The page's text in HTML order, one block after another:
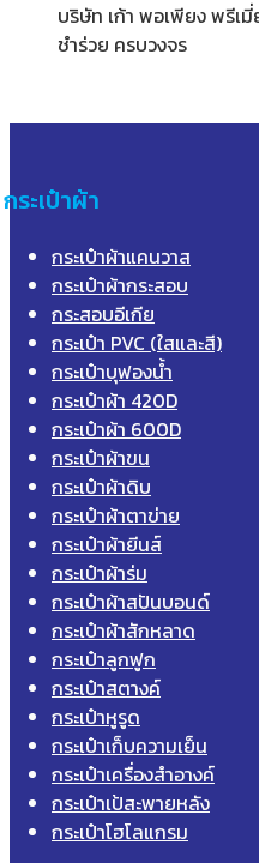
บริษัท เก้า พอเพียง พรีเ
ชำร่วย ครบวงจร
กระเป๋าผ้า
กระเป๋าผ้าแคนวาส
กระเป๋าผ้ากระสอบ
กระสอบอีเกีย
กระเป๋า PVC (ใสและสี)
กระเป๋าบุฟองน้ำ
กระเป๋าผ้า 420D
กระเป๋าผ้า 600D
กระเป๋าผ้าขน
กระเป๋าผ้าดิบ
กระเป๋าผ้าตาข่าย
กระเป๋าผ้ายีนส์
กระเป๋าผ้าร่ม
กระเป๋าผ้าสปันบอนด์
กระเป๋าผ้าสักหลาด
กระเป๋าลูกฟูก
กระเป๋าสตางค์
กระเป๋าหูรูด
กระเป๋าเก็บความเย็น
กระเป๋าเครื่องสำอางค์
กระเป๋าเป้สะพายหลัง
กระเป๋าโฮโลแกรม